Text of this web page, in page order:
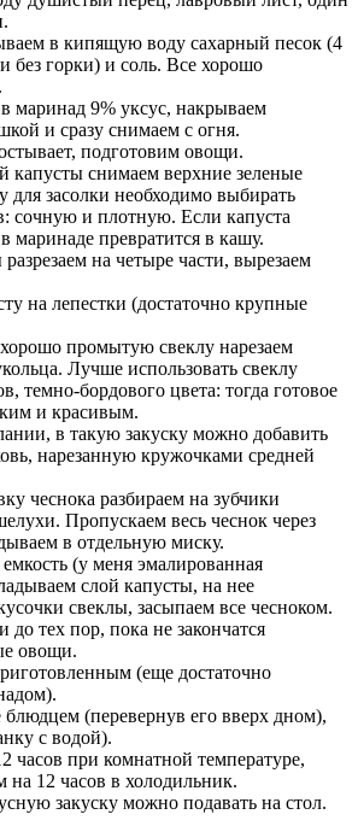
в кипящую воду сахарный песок (4
без горки) и соль. Все хорошо
маринад 9% уксус, накрываем
и сразу снимаем с огня.
подготовим овощи.
капусты снимаем верхние зеленые
для засолки необходимо выбирать
сочную и плотную. Если капуста
маринаде превратится в кашу.
на четыре части, вырезаем
на лепестки (достаточно крупные
промытую свеклу нарезаем
Лучше использовать свеклу
темно-бордового цвета: тогда готовое
и красивым.
в такую закуску можно добавить
нарезанную кружочками средней
чеснока разбираем на зубчики
Пропускаем весь чеснок через
в отдельную миску.
(у меня эмалированная
слой капусты, на нее
свеклы, засыпаем все чесноком.
до тех пор, пока не закончатся
овощи.
(еще достаточно
(перевернув его вверх дном),
с водой).
часов при комнатной температуре,
на 12 часов в холодильник.
закуску можно подавать на стол.